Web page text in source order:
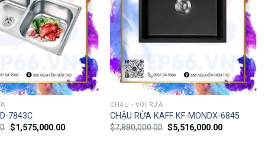
7843C
$1,575,000.00
CHẬU - VÒI RỬA
CHẬU RỬA KAFF KF-MONDX-6845
$7,880,000.00 $5,516,000.00